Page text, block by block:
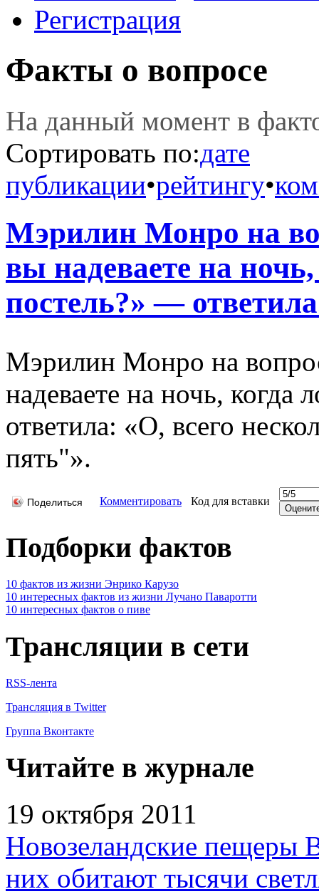
Регистрация
Факты о вопросе
На данный момент в
Сортировать по:дате
публикации•рейтингу•
Мэрилин Монро на
вы надеваете на
постель?» —
Мэрилин Монро на
надеваете на ночь, когда
ответила: «О, всего
пять"».
Поделиться Комментировать Код для вставки
Подборки фактов
10 фактов из жизни Энрико Карузо
10 интересных фактов из жизни Лучано Паваротти
10 интересных фактов о пиве
Трансляции в сети
RSS-лента
Трансляция в Twitter
Группа Вконтакте
Читайте в журнале
19 октября 2011
Новозеландские пещеры
них обитают тысячи